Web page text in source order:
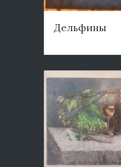
Дельфины